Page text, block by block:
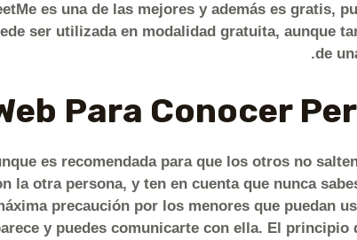
es una de las mejores y además es gratis,
ser utilizada en modalidad gratuita, aunque
de
Para Conocer
es recomendada para que los otros no
la otra persona, y ten en cuenta que nunca
precaución por los menores que puedan
y puedes comunicarte con ella. El principio